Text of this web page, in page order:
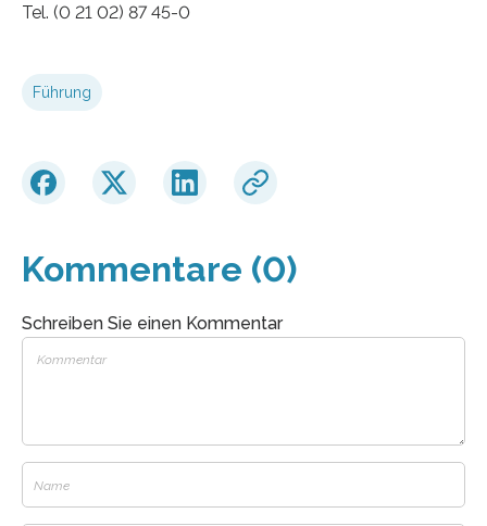
Tel. (0 21 02) 87 45-0
Führung
Kommentare (0)
Schreiben Sie einen Kommentar